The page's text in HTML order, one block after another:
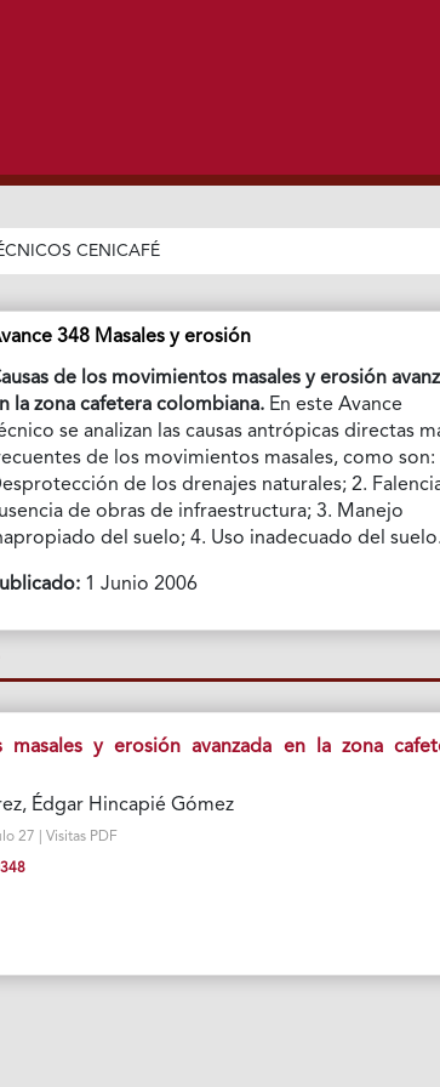
CENICAFÉ
348 Masales y erosión
de los movimientos masales y erosión
la zona cafetera colombiana. En este Avance
se analizan las causas antrópicas directas
de los movimientos masales, como son:
de los drenajes naturales; 2.
de obras de infraestructura; 3. Manejo
del suelo; 4. Uso inadecuado del
1 Junio 2006
masales y erosión avanzada en la zona
Édgar Hincapié Gómez
27 | Visitas PDF